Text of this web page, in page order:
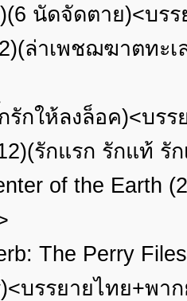
นัดจัดตาย)<บร
ล่าเพชฌฆาตทะ
รักให้ลงล็อค)<บร
รักแรก รักแท้ รั
of the Earth
The Perry
บรรยายไทย+พา